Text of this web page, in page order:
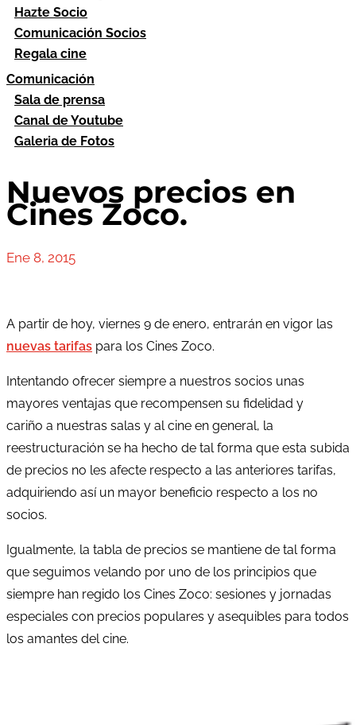
Hazte Socio
Comunicación Socios
Regala cine
Comunicación
Sala de prensa
Canal de Youtube
Galeria de Fotos
Nuevos precios en
Cines Zoco.
Ene 8, 2015
A partir de hoy, viernes 9 de enero, entrarán en vigor las
nuevas tarifas para los Cines Zoco.
Intentando ofrecer siempre a nuestros socios unas
mayores ventajas que recompensen su fidelidad y
cariño a nuestras salas y al cine en general, la
reestructuración se ha hecho de tal forma que esta subida
de precios no les afecte respecto a las anteriores tarifas,
adquiriendo así un mayor beneficio respecto a los no
socios.
Igualmente, la tabla de precios se mantiene de tal forma
que seguimos velando por uno de los principios que
siempre han regido los Cines Zoco: sesiones y jornadas
especiales con precios populares y asequibles para todos
los amantes del cine.